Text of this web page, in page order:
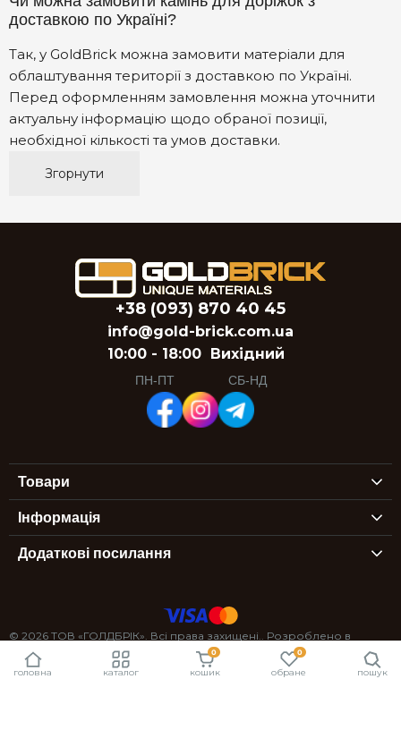
доставкою по Україні?
Так, у GoldBrick можна замовити матеріали для
облаштування території з доставкою по Україні.
Перед оформленням замовлення можна уточнити
актуальну інформацію щодо обраної позиції,
необхідної кількості та умов доставки.
Згорнути
+38 (093) 870 40 45
info@gold-brick.com.ua
10:00 - 18:00
ПН-ПТ
Вихідний
СБ-НД
Товари
Інформація
Додаткові посилання
© 2026 ТОВ «ГОЛДБРІК». Всі права захищені.. Розроблено в
StexSoft
головна каталог
0
кошик
0
обране пошук